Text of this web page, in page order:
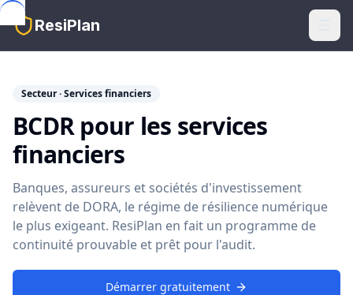
Skip to main content
ResiPlan
Secteur · Services financiers
BCDR pour les services
financiers
Banques, assureurs et sociétés d'investissement
relèvent de DORA, le régime de résilience numérique
le plus exigeant. ResiPlan en fait un programme de
continuité prouvable et prêt pour l'audit.
Démarrer gratuitement